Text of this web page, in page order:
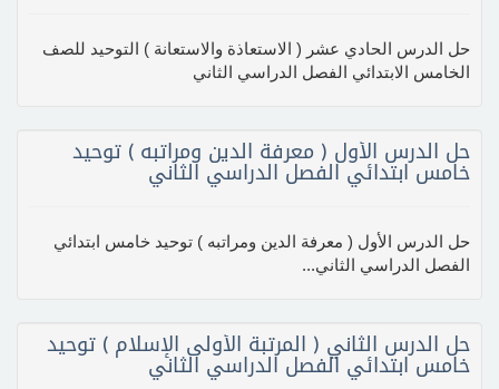
حل الدرس الحادي عشر ( الاستعاذة والاستعانة ) التوحيد للصف
الخامس الابتدائي الفصل الدراسي الثاني
حل الدرس الأول ( معرفة الدين ومراتبه ) توحيد
خامس ابتدائي الفصل الدراسي الثاني
حل الدرس الأول ( معرفة الدين ومراتبه ) توحيد خامس ابتدائي
الفصل الدراسي الثاني...
حل الدرس الثاني ( المرتبة الأولى الإسلام ) توحيد
خامس ابتدائي الفصل الدراسي الثاني